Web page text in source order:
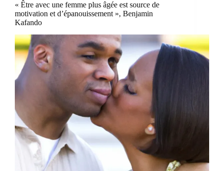
« Être avec une femme plus âgée est source de
motivation et d’épanouissement », Benjamin
Kafando